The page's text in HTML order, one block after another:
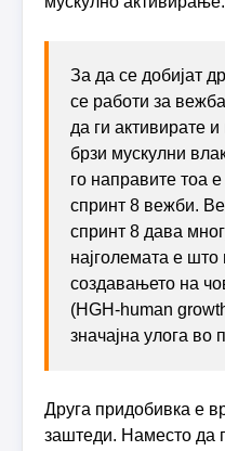
За да се добијат
се работи за
да ги активирате
брзи мускулни
го направите тоа
спринт 8 вежби.
спринт 8 дава
најголемата е
создавањето на
(HGH-human
значајна улога во
Друга придобивка е
заштеди. Наместо да